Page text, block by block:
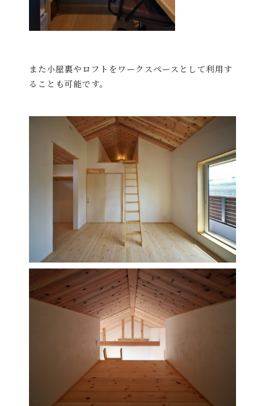
また小屋裏やロフトをワークスペースとして利用す
ることも可能です。